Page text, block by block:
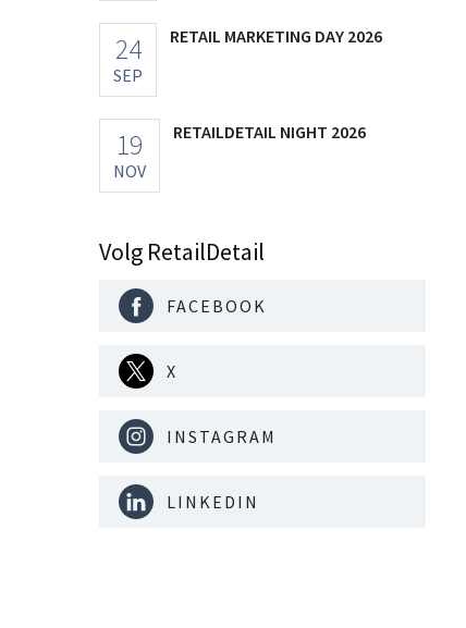
24
SEP
RETAIL MARKETING DAY 2026
19
NOV
RETAILDETAIL NIGHT 2026
Volg RetailDetail
FACEBOOK
X
INSTAGRAM
LINKEDIN